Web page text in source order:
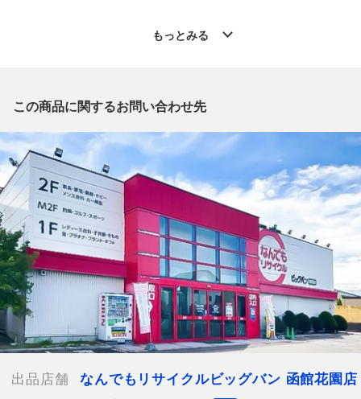
※「なんでもリサイクルビッグバン 公式オンラインストアの出
電話番号：0138-35-3196
【店舗内商品コード】1016003358177
【メーカー】
【内容量】720ml
【度数】40度
【原産国名】日本
【お酒の種類】芋焼酎
【栓・フィルムの状態】未開栓
【本数】1本
【付属品】箱
【ランク】Sランク
中身の確認の為のみに開封した商品、多少の使用（1
～2度程）、または店頭展示のみのほぼ新品に近い中古品
もっとみる
この商品に関するお問い合わせ先
出品店舗
なんでもリサイクルビッグバン 函館花園店